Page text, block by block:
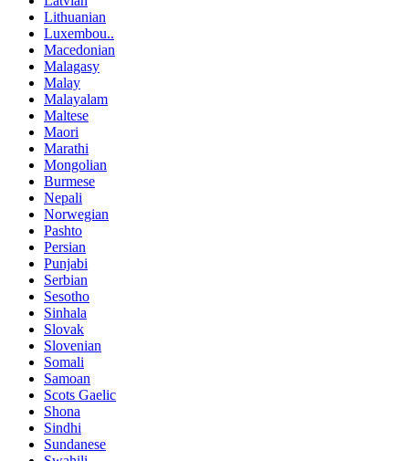
Lithuanian
Luxembou..
Macedonian
Malagasy
Malay
Malayalam
Maltese
Maori
Marathi
Mongolian
Burmese
Nepali
Norwegian
Pashto
Persian
Punjabi
Serbian
Sesotho
Sinhala
Slovak
Slovenian
Somali
Samoan
Scots Gaelic
Shona
Sindhi
Sundanese